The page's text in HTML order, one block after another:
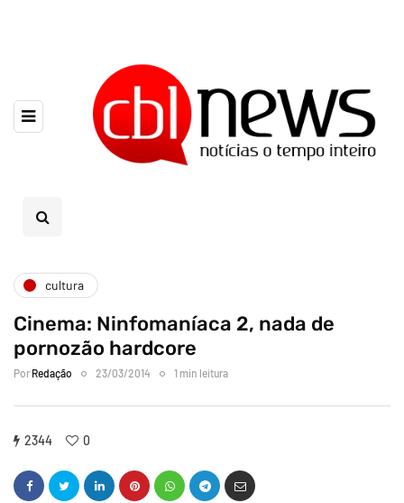
cultura
Cinema: Ninfomaníaca 2, nada de
pornozão hardcore
Por Redação 23/03/2014 1 min leitura
2344 0